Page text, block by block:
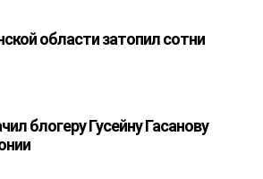
области затопил сотни
блогеру Гусейну Гасанову